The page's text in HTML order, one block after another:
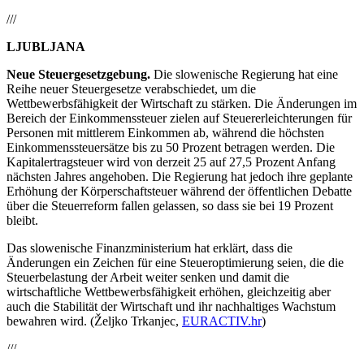
///
LJUBLJANA
Neue Steuergesetzgebung. Die slowenische Regierung hat eine
Reihe neuer Steuergesetze verabschiedet, um die
Wettbewerbsfähigkeit der Wirtschaft zu stärken. Die Änderungen im
Bereich der Einkommenssteuer zielen auf Steuererleichterungen für
Personen mit mittlerem Einkommen ab, während die höchsten
Einkommenssteuersätze bis zu 50 Prozent betragen werden. Die
Kapitalertragsteuer wird von derzeit 25 auf 27,5 Prozent Anfang
nächsten Jahres angehoben. Die Regierung hat jedoch ihre geplante
Erhöhung der Körperschaftsteuer während der öffentlichen Debatte
über die Steuerreform fallen gelassen, so dass sie bei 19 Prozent
bleibt.
Das slowenische Finanzministerium hat erklärt, dass die
Änderungen ein Zeichen für eine Steueroptimierung seien, die die
Steuerbelastung der Arbeit weiter senken und damit die
wirtschaftliche Wettbewerbsfähigkeit erhöhen, gleichzeitig aber
auch die Stabilität der Wirtschaft und ihr nachhaltiges Wachstum
bewahren wird. (Željko Trkanjec, EURACTIV.hr)